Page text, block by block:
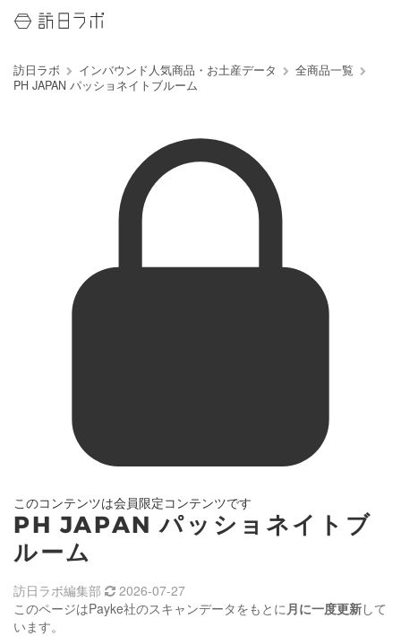
訪日ラボ インバウンド人気商品・お土産データ
全商品一覧
PH JAPAN パッショネイトブルーム
このコンテンツは会員限定コンテンツです
PH JAPAN パッショネイトブ
ルーム
このページはPayke社のスキャンデータをもとに月に一度更新して
います。
訪日ラボ編集部 2026-07-27